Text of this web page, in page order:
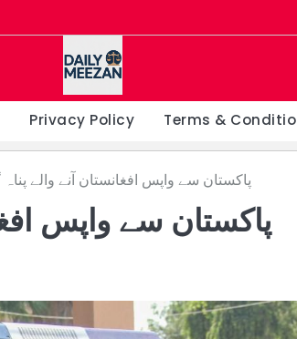
Privacy Policy Terms &
پاکستان سے واپس افغانستان آنے والے پناہ گزینوں
پاکستان سے واپس